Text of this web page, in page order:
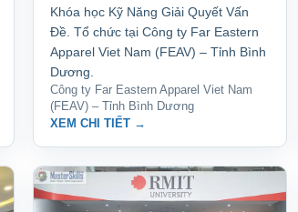
Khóa học Kỹ Năng Giải Quyết Vấn
Đề. Tổ chức tại Công ty Far Eastern
Apparel Viet Nam (FEAV) – Tỉnh Bình
Dương.
Công ty Far Eastern Apparel Viet Nam
(FEAV) – Tỉnh Bình Dương
XEM CHI TIẾT →